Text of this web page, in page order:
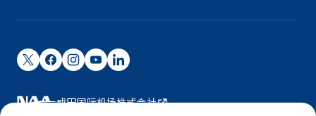
成田国际机场株式会社